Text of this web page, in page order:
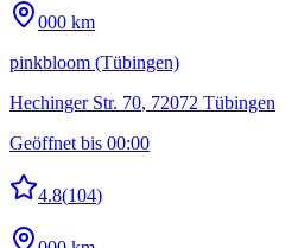
000 km
pinkbloom (Tübingen)
Hechinger Str. 70, 72072 Tübingen
Geöffnet bis 00:00
4.8(104)